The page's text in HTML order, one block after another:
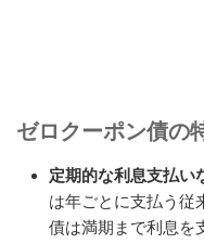
ゼロクーポン債の
定期的な利息支払い
は年ごとに支払う従
債は満期まで利息を